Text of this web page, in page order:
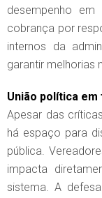
desempenho
cobrança por
internos da
garantir melhorias
União política
Apesar das
há espaço para
pública.
impacta
sistema. A